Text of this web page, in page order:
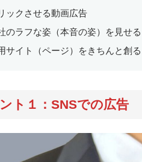
ックさせる動画広告
のラフな姿（本音の姿）を見せる
サイト（ページ）をきちんと創る
ト１：SNSでの広告